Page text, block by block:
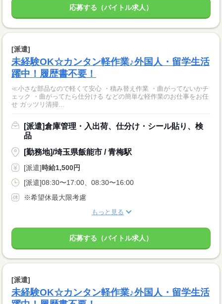
応募する（バイトル求人）
[派遣]
未経験OK☆カンタン軽作業♪外国人・留学生活
躍中！履歴書不要！
≪小さな部品なので軽くて安心 ・積み替え作業 ・曲がってないかチ
ェック ・曲がってたら仕分ける などの簡単な軽作業のお仕事をお任
せ ガッツリ清掃...
[派遣]倉庫管理・入出荷、仕分け・シール貼り、検
品
[勤務地]/埼玉県飯能市 / 青梅駅
[派遣]時給1,500円
[派遣]08:30〜17:00、08:30〜16:00
※希望休最大限考慮
もっと見る
応募する（バイトル求人）
[派遣]
未経験OK☆カンタン軽作業♪外国人・留学生活